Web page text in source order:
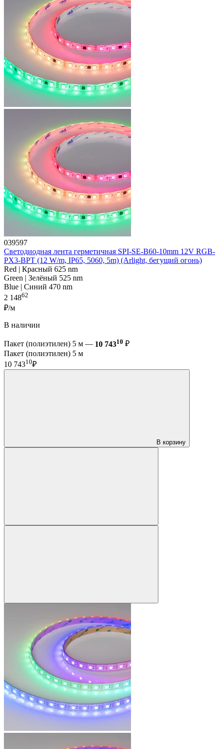
039597
Светодиодная лента герметичная SPI-SE-B60-10mm 12V RGB-
PX3-BPT (12 W/m, IP65, 5060, 5m) (Arlight, бегущий огонь)
Red | Красный 625 nm
Green | Зелёный 525 nm
Blue | Синий 470 nm
2 14862
₽/м
В наличии
Пакет (полиэтилен) 5 м — 10 74310 ₽
Пакет (полиэтилен) 5 м
10 74310₽
В корзину